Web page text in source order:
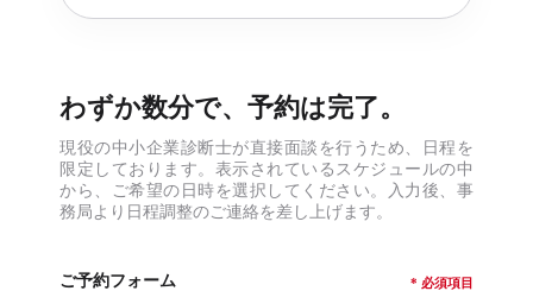
わずか数分で、予約は完了。
現役の中小企業診断士が直接面談を行うため、日程を
限定しております。表示されているスケジュールの中
から、ご希望の日時を選択してください。入力後、事
務局より日程調整のご連絡を差し上げます。
ご予約フォーム * 必須項目